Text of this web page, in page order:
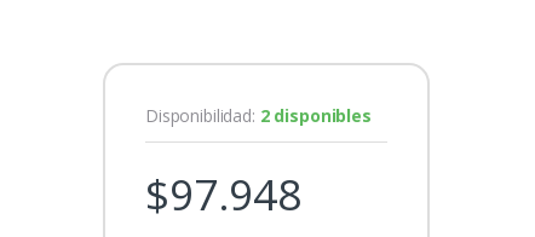
Disponibilidad: 2 disponibles
$97.948